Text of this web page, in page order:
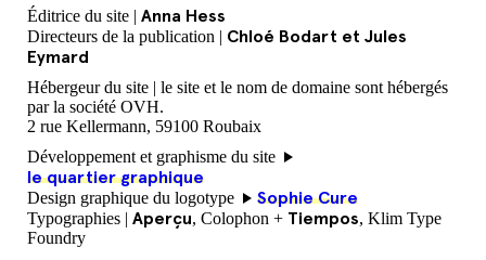
approche
agence
Compagnie architecture
88, rue Lecocq 33000 Bordeaux
mentions légales
Éditrice du site | Anna Hess
Directeurs de la publication | Chloé Bodart et Jules
Eymard
Hébergeur du site | le site et le nom de domaine sont hébergés
par la société OVH.
2 rue Kellermann, 59100 Roubaix
Développement et graphisme du site
le quartier graphique
Design graphique du logotype Sophie Cure
Typographies | Aperçu, Colophon + Tiempos, Klim Type
Foundry